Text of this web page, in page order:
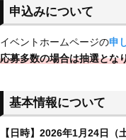
申込みについて
イベントホームページの申
応募多数の場合は抽選とな
基本情報について
【日時】2026年1月24日（